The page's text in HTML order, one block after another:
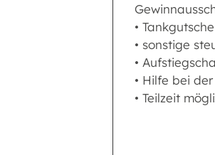
•
• sonstige
•
• Hilfe bei
• Teilzeit